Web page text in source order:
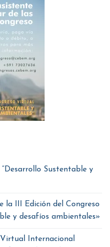
Sustentable y
la III Edición del Congreso
y desafíos ambientales»
Internacional